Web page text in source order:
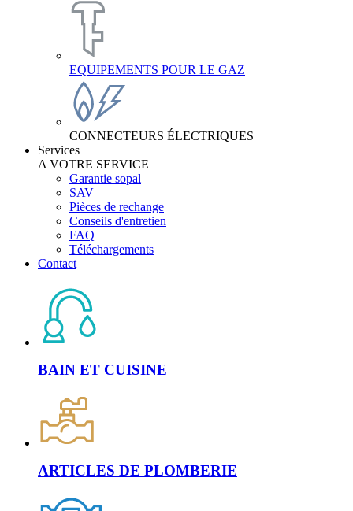
EQUIPEMENTS POUR LE GAZ
CONNECTEURS ÉLECTRIQUES
Services
A VOTRE SERVICE
Garantie sopal
SAV
Pièces de rechange
Conseils d'entretien
FAQ
Téléchargements
Contact
BAIN ET CUISINE
ARTICLES DE PLOMBERIE